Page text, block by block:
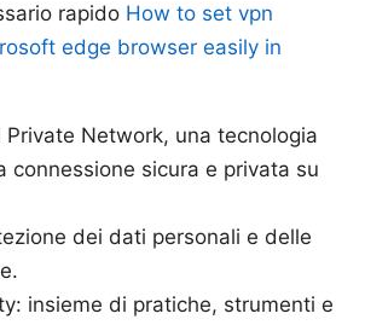
rapido How to set vpn
edge browser easily in
Private Network, una tecnologia
connessione sicura e privata su
dei dati personali e delle
insieme di pratiche, strumenti e